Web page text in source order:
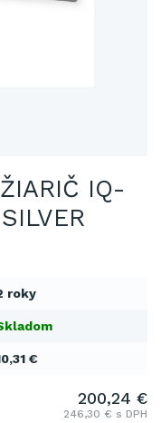
IQ-
roky
€
200,24 €
246,30 € s DPH